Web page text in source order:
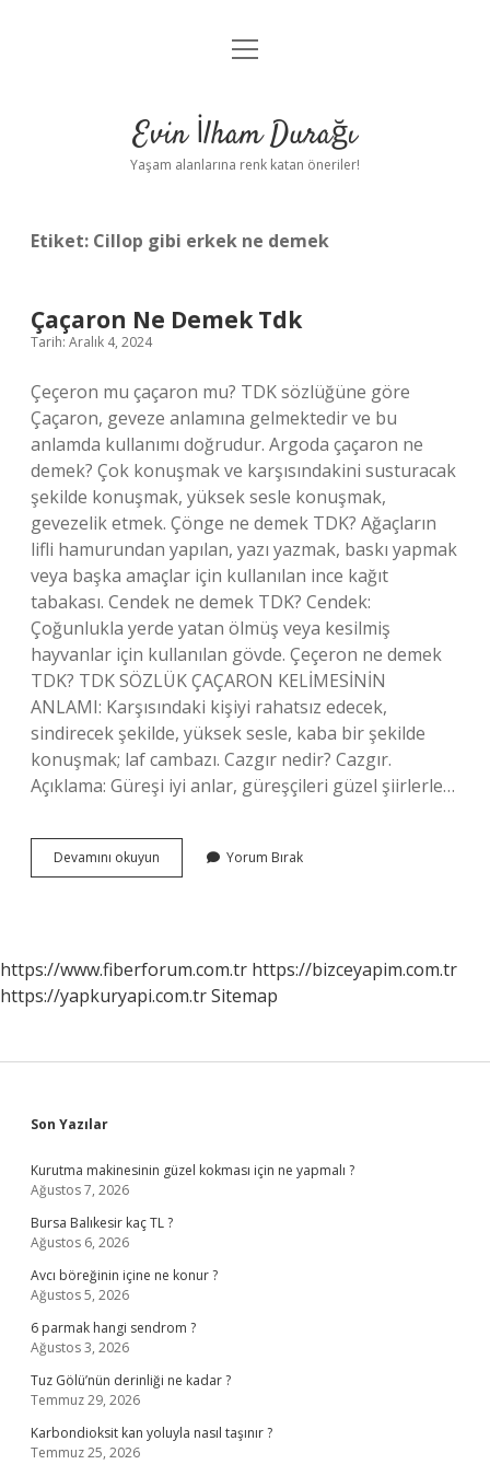
Anasayfa
Yasal Uyarı
menüyü
Evin İlham Durağı
Yaşam alanlarına renk katan öneriler!
Etiket: Cillop gibi erkek ne demek
Çaçaron Ne Demek Tdk
Tarih: Aralık 4, 2024
Çeçeron mu çaçaron mu? TDK sözlüğüne göre
Çaçaron, geveze anlamına gelmektedir ve bu
anlamda kullanımı doğrudur. Argoda çaçaron ne
demek? Çok konuşmak ve karşısındakini susturacak
şekilde konuşmak, yüksek sesle konuşmak,
gevezelik etmek. Çönge ne demek TDK? Ağaçların
lifli hamurundan yapılan, yazı yazmak, baskı yapmak
veya başka amaçlar için kullanılan ince kağıt
tabakası. Cendek ne demek TDK? Cendek:
Çoğunlukla yerde yatan ölmüş veya kesilmiş
hayvanlar için kullanılan gövde. Çeçeron ne demek
TDK? TDK SÖZLÜK ÇAÇARON KELİMESİNİN
ANLAMI: Karşısındaki kişiyi rahatsız edecek,
sindirecek şekilde, yüksek sesle, kaba bir şekilde
konuşmak; laf cambazı. Cazgır nedir? Cazgır.
Açıklama: Güreşi iyi anlar, güreşçileri güzel şiirlerle…
Devamını okuyun Çaçaron
Ne
Yorum Bırak
https://www.fiberforum.com.tr https://bizceyapim.com.tr
https://yapkuryapi.com.trSitemap
Sidebar
Son Yazılar
Kurutma makinesinin güzel kokması için ne yapmalı ?
Ağustos 7, 2026
Bursa Balıkesir kaç TL ?
Ağustos 6, 2026
Avcı böreğinin içine ne konur ?
Ağustos 5, 2026
6 parmak hangi sendrom ?
Ağustos 3, 2026
Tuz Gölü’nün derinliği ne kadar ?
Temmuz 29, 2026
Karbondioksit kan yoluyla nasıl taşınır ?
Temmuz 25, 2026